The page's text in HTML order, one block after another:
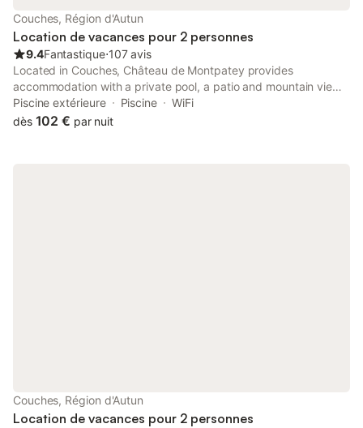
Couches, Région d'Autun
Location de vacances pour 2 personnes
9.4Fantastique⋅107 avis
Located in Couches, Château de Montpatey provides
accommodation with a private pool, a patio and mountain views.
This property offers access to a terrace, free private parking
and free WiFi.
Piscine extérieure Piscine
WiFi
dès 102 € par nuit
Couches, Région d'Autun
Location de vacances pour 2 personnes